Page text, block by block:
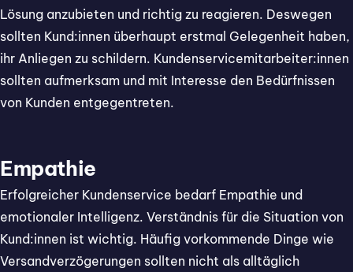
Lösung anzubieten und richtig zu reagieren. Deswegen
sollten Kund:innen überhaupt erstmal Gelegenheit haben,
ihr Anliegen zu schildern. Kundenservicemitarbeiter:innen
sollten aufmerksam und mit Interesse den Bedürfnissen
von Kunden entgegentreten.
Empathie
Erfolgreicher Kundenservice bedarf Empathie und
emotionaler Intelligenz. Verständnis für die Situation von
Kund:innen ist wichtig. Häufig vorkommende Dinge wie
Versandverzögerungen sollten nicht als alltäglich